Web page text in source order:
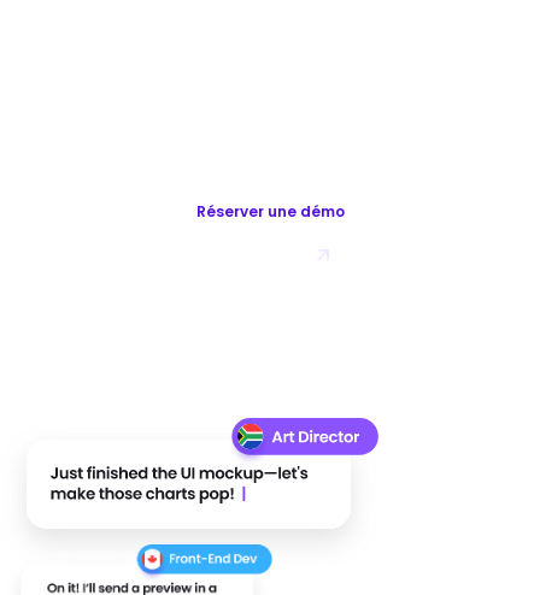
Réserver une démo